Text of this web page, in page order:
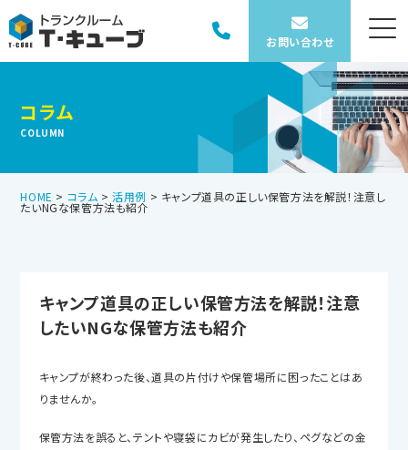
お問い合わせ
コラム
COLUMN
HOME > コラム >活用例 > キャンプ道具の正しい保管方法を解説！注意し
たいNGな保管方法も紹介
キャンプ道具の正しい保管方法を解説！注意
したいNGな保管方法も紹介
キャンプが終わった後、道具の片付けや保管場所に困ったことはあ
りませんか。
保管方法を誤ると、テントや寝袋にカビが発生したり、ペグなどの金